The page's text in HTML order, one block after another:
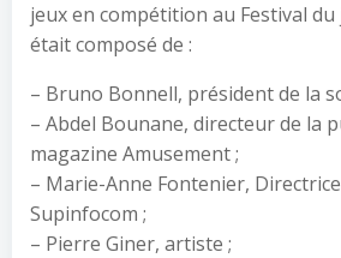
jeux en compétition au Festival
était composé de :
– Bruno Bonnell, président de la
– Abdel Bounane, directeur de la
magazine Amusement ;
– Marie-Anne Fontenier,
Supinfocom ;
– Pierre Giner, artiste ;